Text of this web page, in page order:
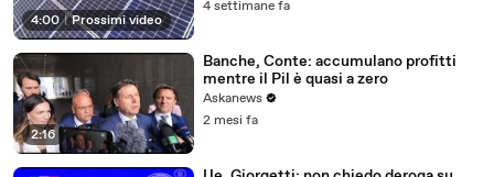
4:00 | Prossimi video
4 settimane fa
2:16
Banche, Conte: accumulano profitti
mentre il Pil è quasi a zero
Askanews
2 mesi fa